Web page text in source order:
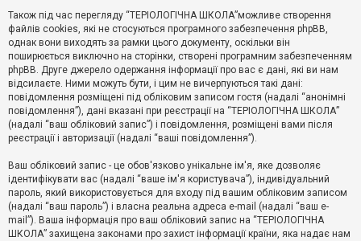
і
д
е
й
А
т
и
в
е
м
и
Також під час перегляду “ТЕРІОЛОГІЧНА ШКОЛА”можливе створення
файлів cookies, які не стосуються програмного забезпечення phpBB,
однак вони виходять за рамки цього документу, оскільки він
поширюється виключно на сторінки, створені програмним забезпеченням
phpBB. Друге джерело одержання інформації про вас є дані, які ви нам
відсилаєте. Ними можуть бути, і цим не вичерпуються такі дані:
повідомлення розміщені під обліковим записом гостя (надалі “анонімні
повідомлення”), дані вказані при реєстрації на “ТЕРІОЛОГІЧНА ШКОЛА”
(надалі “ваш обліковий запис”) і повідомлення, розміщені вами після
реєстрації і авторизації (надалі “ваші повідомлення”).
Ваш обліковий запис - це обов'язково унікальне ім'я, яке дозволяє
ідентифікувати вас (надалі “ваше ім'я користувача”), індивідуальний
пароль, який використовується для входу під вашим обліковим записом
(надалі “ваш пароль”) і власна реальна адреса e-mail (надалі “ваш e-
mail”). Ваша інформація про ваш обліковий запис на “ТЕРІОЛОГІЧНА
ШКОЛА” захищена законами про захист інформації країни, яка надає нам